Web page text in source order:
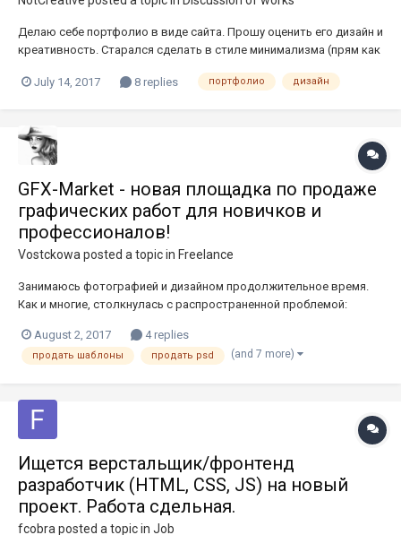
Делаю себе портфолио в виде сайта. Прошу оценить его дизайн и
креативность. Старался сделать в стиле минимализма (прям как
http://bullshit.zzz.com.ua/ Что интересует в первую очередь: 1. Я
July 14, 2017 8 replies портфолио дизайн
GFX-Market - новая площадка по продаже
графических работ для новичков и
профессионалов!
Vostckowa posted a topic in Freelance
Занимаюсь фотографией и дизайном продолжительное время.
Как и многие, столкнулась с распространенной проблемой:
заказчики. В рунете почти никто не покупает, большая часть
покупок идет из-за бугра. Да что рассказывать, и сами все
August 2, 2017 4 replies
продать шаблоны продать psd (and 7 more)
Ищется верстальщик/фронтенд
разработчик (HTML, CSS, JS) на новый
проект. Работа сдельная.
fcobra posted a topic in Job